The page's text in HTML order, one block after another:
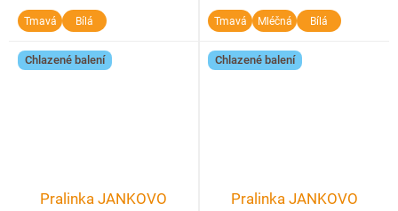
Tmavá Bílá Tmavá Mléčná Bílá
Chlazené balení
Pralinka JANKOVO
Chlazené balení
Pralinka JANKOVO